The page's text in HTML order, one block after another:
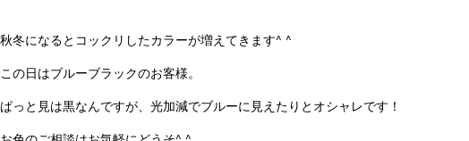
秋冬になるとコックリしたカラーが増えてきます^ ^
この日はブルーブラックのお客様。
ぱっと見は黒なんですが、光加減でブルーに見えたりとオシャレです！